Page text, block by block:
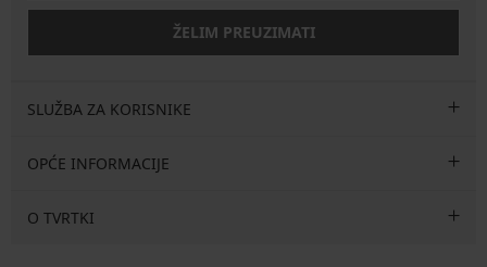
ŽELIM PREUZIMATI
SLUŽBA ZA KORISNIKE
OPĆE INFORMACIJE
O TVRTKI